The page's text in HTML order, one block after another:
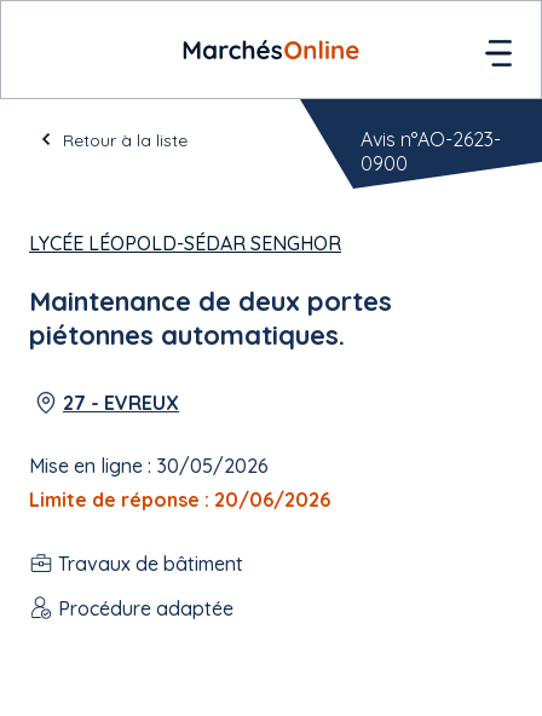
Retour à la liste
LYCÉE LÉOPOLD-SÉDAR SENGHOR
Maintenance de deux portes
piétonnes automatiques.
27 - EVREUX
Mise en ligne : 30/05/2026
Limite de réponse : 20/06/2026
Travaux de bâtiment
Procédure adaptée
Avis n°AO-2623-
0900